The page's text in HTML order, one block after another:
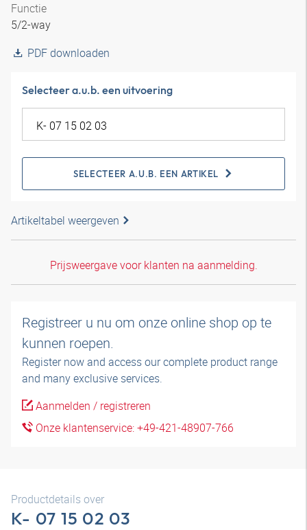
Functie
5/2-way
PDF downloaden
Selecteer a.u.b. een uitvoering
SELECTEER A.U.B. EEN ARTIKEL
Artikeltabel weergeven
Prijsweergave voor klanten na aanmelding.
Registreer u nu om onze online shop op te
kunnen roepen.
Register now and access our complete product range
and many exclusive services.
Aanmelden / registreren
Onze klantenservice: +49-421-48907-766
Productdetails over
K- 07 15 02 03